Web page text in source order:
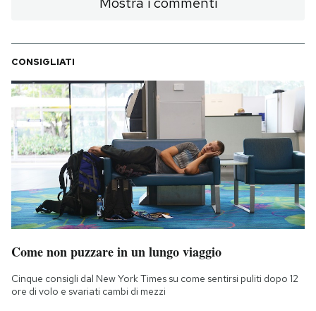
CONSIGLIATI
Come non puzzare in un lungo viaggio
Cinque consigli dal New York Times su come sentirsi puliti dopo 12
ore di volo e svariati cambi di mezzi